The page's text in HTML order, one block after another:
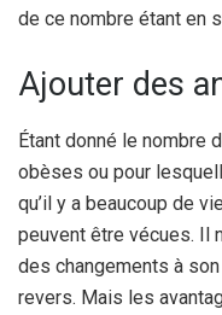
de ce nombre étant en
Ajouter des
Étant donné le nombre
obèses ou pour
qu’il y a beaucoup de
peuvent être vécues. Il
des changements à
revers. Mais les